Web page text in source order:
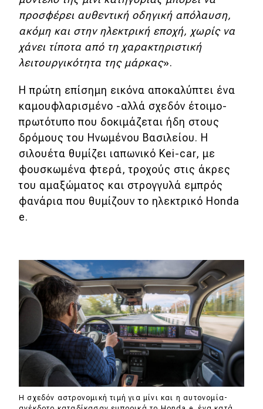
Χρηστικά
Συμβουλές
ΚΤΕΟ
Οδική βοήθεια
eDRIVE
DRIVE USED
προσφέρει αυθεντική οδηγική απόλαυση,
ακόμη και στην ηλεκτρική εποχή, χωρίς να
χάνει τίποτα από τη χαρακτηριστική
λειτουργικότητα της μάρκας».
Η πρώτη επίσημη εικόνα αποκαλύπτει ένα
καμουφλαρισμένο -αλλά σχεδόν έτοιμο-
πρωτότυπο που δοκιμάζεται ήδη στους
δρόμους του Ηνωμένου Βασιλείου. Η
σιλουέτα θυμίζει ιαπωνικό Kei-car, με
φουσκωμένα φτερά, τροχούς στις άκρες
του αμαξώματος και στρογγυλά εμπρός
φανάρια που θυμίζουν το ηλεκτρικό Honda
e.
Η σχεδόν αστρονομική τιμή για μίνι και η αυτονομία-